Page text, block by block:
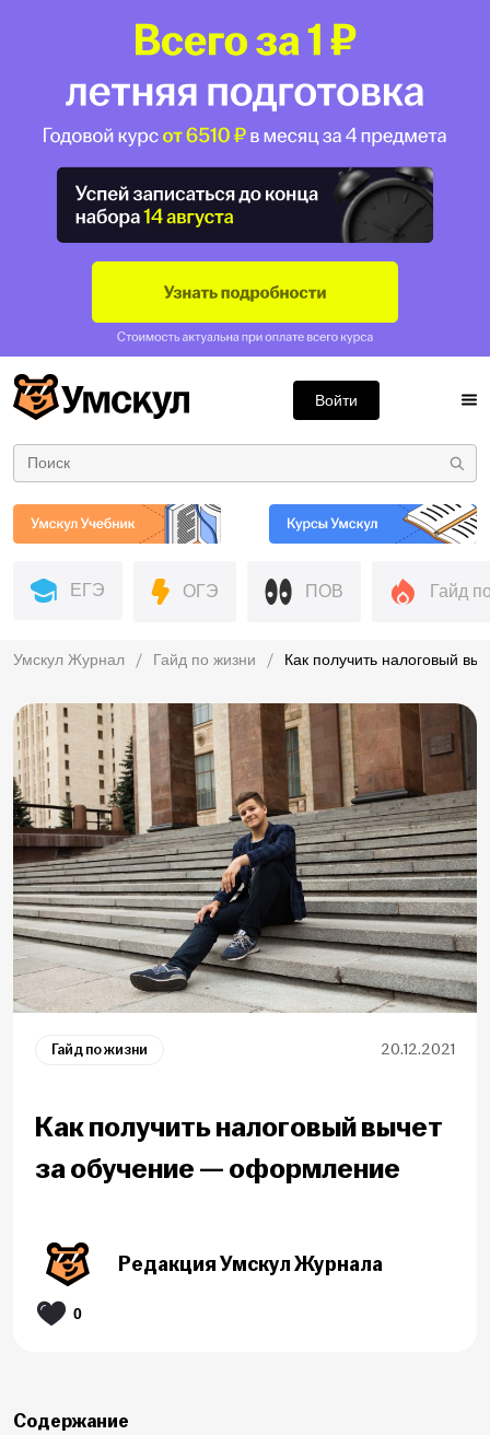
Войти
ЕГЭ ОГЭ ПОВ Гайд
Умскул Журнал Гайд по жизни Как получить налоговый
Гайд по жизни 20.12.2021
Как получить налоговый вычет
за обучение — оформление
Редакция Умскул Журнала
0
Содержание